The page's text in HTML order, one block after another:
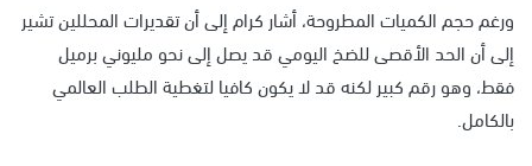
ورغم حجم الكميات المطروحة، أشار كرام إلى أن تقديرات المحللين تشير
إلى أن الحد الأقصى للضخ اليومي قد يصل إلى نحو مليوني برميل
فقط، وهو رقم كبير لكنه قد لا يكون كافيا لتغطية الطلب العالمي
بالكامل.